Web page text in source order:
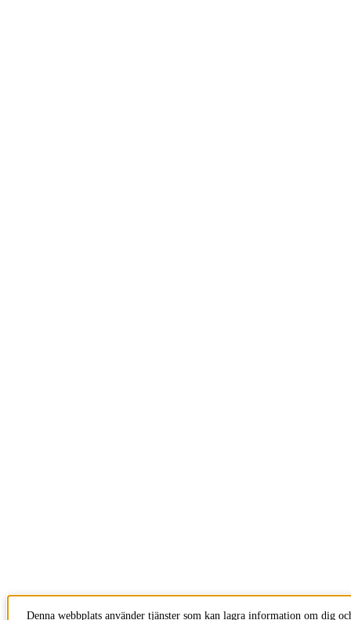
Denna webbplats använder tjänster som kan lagra information om dig